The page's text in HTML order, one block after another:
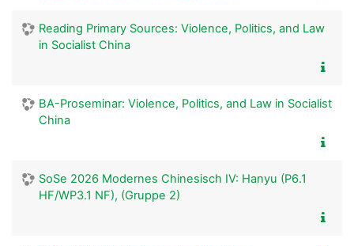
Reading Primary Sources: Violence, Politics, and Law
in Socialist China
BA-Proseminar: Violence, Politics, and Law in Socialist
China
SoSe 2026 Modernes Chinesisch IV: Hanyu (P6.1
HF/WP3.1 NF), (Gruppe 2)